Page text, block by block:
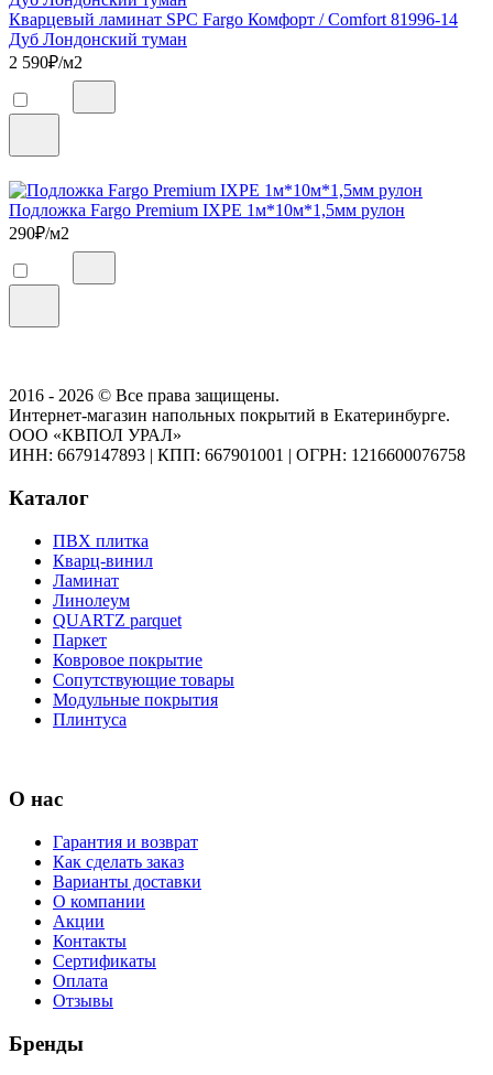
Кварцевый ламинат SPC Fargo Комфорт / Comfort 81996-14
Дуб Лондонский туман
2 590₽/м2
Подложка Fargo Premium IXPE 1м*10м*1,5мм рулон
290₽/м2
2016 - 2026 © Все права защищены.
Интернет-магазин напольных покрытий в Екатеринбурге.
ООО «КВПОЛ УРАЛ»
ИНН: 6679147893 | КПП: 667901001 | ОГРН: 1216600076758
Каталог
ПВХ плитка
Кварц-винил
Ламинат
Линолеум
QUARTZ parquet
Паркет
Ковровое покрытие
Сопутствующие товары
Модульные покрытия
Плинтуса
О нас
Гарантия и возврат
Как сделать заказ
Варианты доставки
О компании
Акции
Контакты
Сертификаты
Оплата
Отзывы
Бренды